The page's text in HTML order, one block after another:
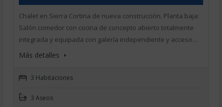
Chalet en Sierra Cortina de nueva construcción. Planta baja:
Salón comedor con cocina de concepto abierto totalmente
integrada y equipada con galería independiente y acceso…
Más detalles
3 Habitaciones
3 Aseos